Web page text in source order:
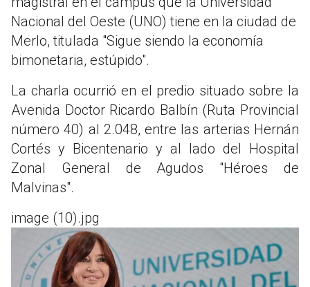
Nacional del Oeste (UNO) tiene en la ciudad de
Merlo, titulada "Sigue siendo la economía
bimonetaria, estúpido".
La charla ocurrió en el predio situado sobre la
Avenida Doctor Ricardo Balbín (Ruta Provincial
número 40) al 2.048, entre las arterias Hernán
Cortés y Bicentenario y al lado del Hospital
Zonal General de Agudos "Héroes de
Malvinas".
image (10).jpg